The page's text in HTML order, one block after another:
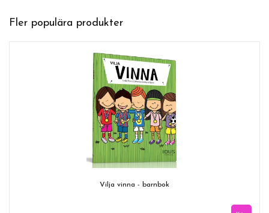
Fler populära produkter
Vilja vinna - barnbok